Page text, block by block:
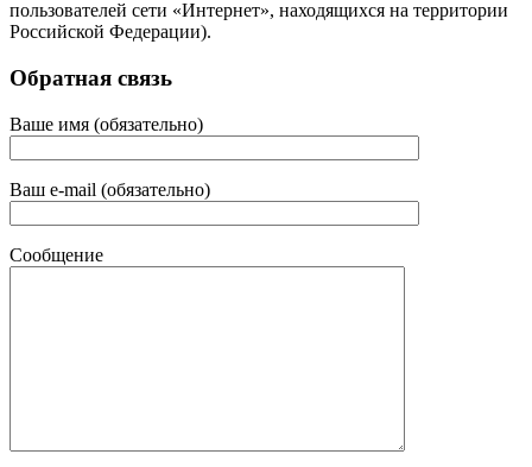
пользователей сети «Интернет», находящихся на территории
Российской Федерации).
Обратная связь
Ваше имя (обязательно)
Ваш e-mail (обязательно)
Сообщение